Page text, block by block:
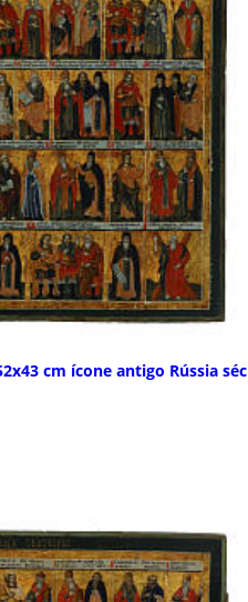
cm ícone antigo Rússia